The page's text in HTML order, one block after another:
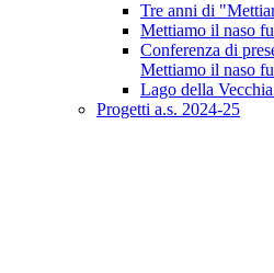
Tre anni di
Mettiamo il naso
Conferenza di
Mettiamo il naso
Lago della
Progetti a.s. 2024-25